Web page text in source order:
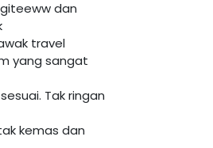
dan
travel
yang sangat
Tak ringan
kemas dan